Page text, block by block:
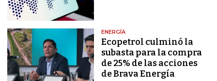
ENERGÍA
Ecopetrol culminó la
subasta para la compra
de 25% de las acciones
de Brava Energía